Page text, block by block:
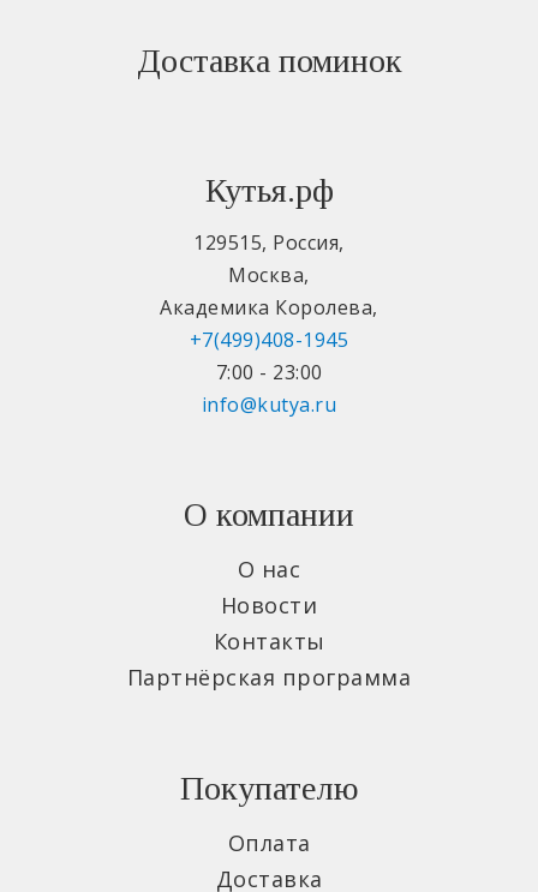
Доставка поминок
Кутья.рф
129515, Россия,
Москва,
Академика Королева,
+7(499)408-1945
7:00 - 23:00
info@kutya.ru
О компании
О нас
Новости
Контакты
Партнёрская программа
Покупателю
Оплата
Доставка